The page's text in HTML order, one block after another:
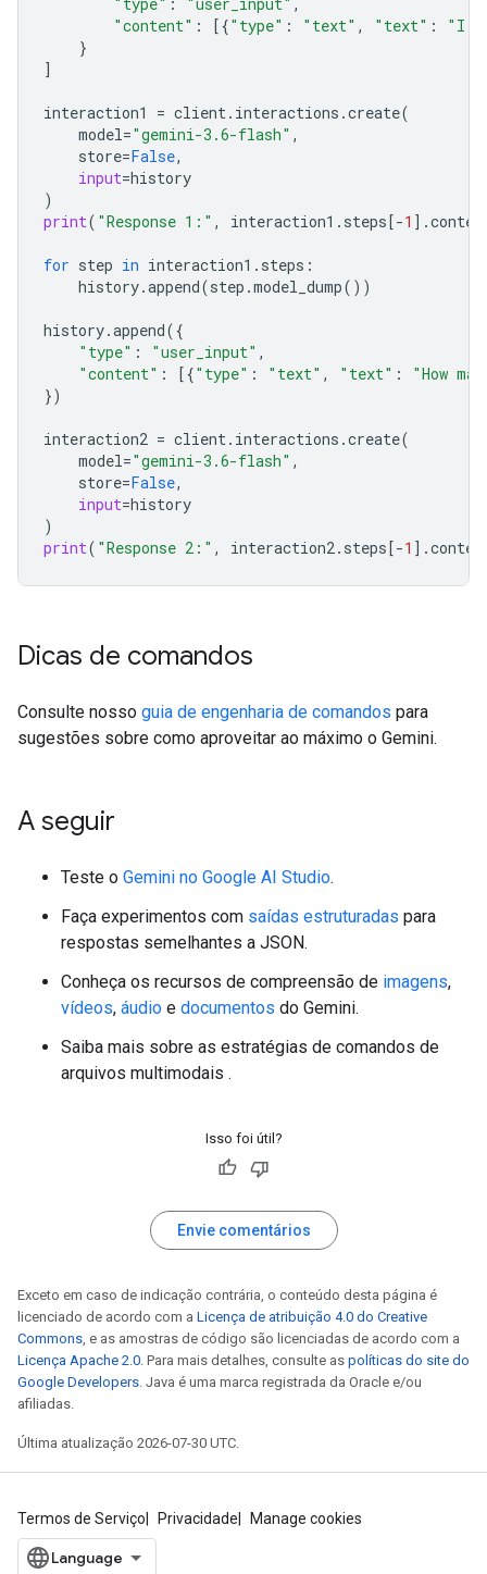
"content" : [{"type" : "text" , "text" :
"I
}
]
interaction1 = client. interactions .create(
model="gemini-3.6-flash" ,
store=False,
input=history
)
print( "Response 1:" , interaction1 . steps[-1 ] .
for step in interaction1 . steps :
history.append(step .model_dump())
history.append({
"type" : "user_input" ,
"content" : [{"type" : "text" , "text" :
"How
})
interaction2 = client. interactions .create(
model="gemini-3.6-flash" ,
store=False,
input=history
)
print( "Response 2:" , interaction2. steps[-1 ] .
Dicas de comandos
Consulte nosso guia de engenharia de comandos para
sugestões sobre como aproveitar ao máximo o Gemini.
A seguir
Teste o Gemini no Google AI Studio.
Faça experimentos com saídas estruturadas para
respostas semelhantes a JSON.
Conheça os recursos de compreensão de imagens,
vídeos, áudio e documentos do Gemini.
Saiba mais sobre as estratégias de comandos de
arquivos multimodais .
Isso foi útil?
Envie comentários
Exceto em caso de indicação contrária, o conteúdo desta página é
licenciado de acordo com a Licença de atribuição 4.0 do Creative
Commons, e as amostras de código são licenciadas de acordo com a
Licença Apache 2.0. Para mais detalhes, consulte as políticas do site do
Google Developers. Java é uma marca registrada da Oracle e/ou
afiliadas.
Última atualização 2026-07-30 UTC.
Termos de Serviço Privacidade Manage cookies